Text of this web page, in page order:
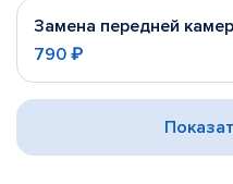
Замена передней
790 ₽